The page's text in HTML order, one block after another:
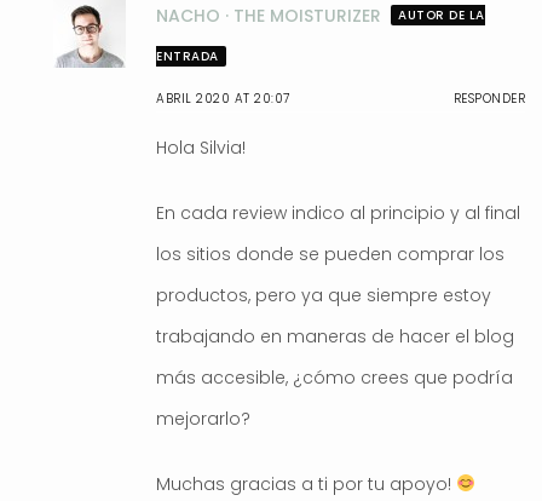
NACHO · THE MOISTURIZER AUTOR DE LA
ENTRADA
ABRIL 2020 AT 20:07 RESPONDER
Hola Silvia!
En cada review indico al principio y al final
los sitios donde se pueden comprar los
productos, pero ya que siempre estoy
trabajando en maneras de hacer el blog
más accesible, ¿cómo crees que podría
mejorarlo?
Muchas gracias a ti por tu apoyo!